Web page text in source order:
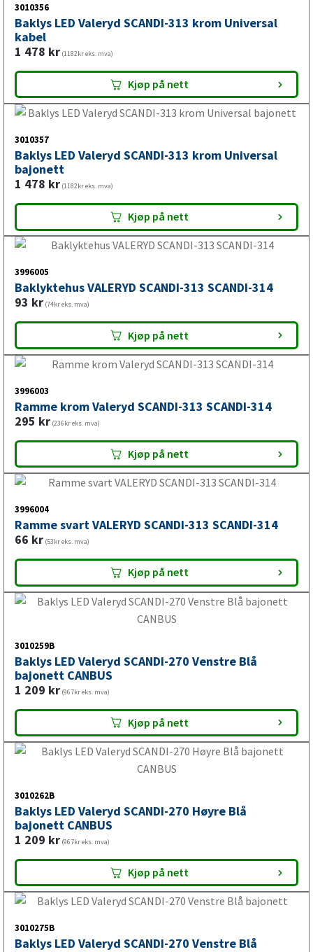
Hestehengere bør ha pålitelig belysning for trygg
transport i ulike lys- og værforhold. En riktig tilpasset LED
baklykt bidrar til bedre synlighet og sikker kjøring.
Fordeler med LED baklykt fra
VALERYD
LED baklykt og el-artikler til tilhenger, campingvogn,
båthenger, bilhenger og hestehenger
Bredt utvalg av baklykt, lykteglass, posisjonslys,
sidemarkering, breddemarkering og skiltlys
Passer mange ulike fabrikater og modeller
Teknisk support ved valg av riktig LED baklykt eller el-
artikkel
Finn riktig LED baklykt til din
tilhenger
Når du skal velge LED baklykt, bør du kontrollere
lysfunksjoner, spenning, kontakt, kabeltilkobling, mål,
montering og eventuell høyre/venstre-utførelse. Er du
usikker på hvilken LED baklykt som passer, kan VALERYD
hjelpe deg med å finne riktig del til din tilhenger,
campingvogn, båthenger, bilhenger eller hestehenger.
3010356
Baklys LED Valeryd SCANDI-313 krom Universal
kabel
1 478 kr (1182kr eks. mva)
Kjøp på nett
3010357
Baklys LED Valeryd SCANDI-313 krom Universal
bajonett
1 478 kr (1182kr eks. mva)
Kjøp på nett
3996005
Baklyktehus VALERYD SCANDI-313 SCANDI-314
93 kr (74kr eks. mva)
Kjøp på nett
3996003
Ramme krom Valeryd SCANDI-313 SCANDI-314
295 kr (236kr eks. mva)
Kjøp på nett
3996004
Ramme svart VALERYD SCANDI-313 SCANDI-314
66 kr (53kr eks. mva)
Kjøp på nett
3010259B
Baklys LED Valeryd SCANDI-270 Venstre Blå
bajonett CANBUS
1 209 kr (967kr eks. mva)
Kjøp på nett
3010262B
Baklys LED Valeryd SCANDI-270 Høyre Blå
bajonett CANBUS
1 209 kr (967kr eks. mva)
Kjøp på nett
3010275B
Baklys LED Valeryd SCANDI-270 Venstre Blå